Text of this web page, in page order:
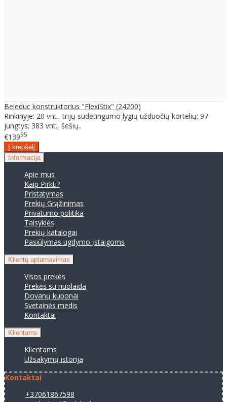
Beleduc konstruktorius "FlexiStix" (24200)
Rinkinyje: 20 vnt., trijų sudėtingumo lygių užduočių kortelių; 97
jungtys; 383 vnt., šešių..
€13995
Informacija
Apie mus
Kaip Pirkti?
Pristatymas
Prekių Grąžinimas
Privatumo politika
Taisyklės
Prekių katalogai
Pasiūlymas ugdymo įstaigoms
Klientų aptarnavimas
Visos prekės
Prekės su nuolaida
Dovanų kuponai
Svetainės medis
Kontaktai
Klientams
Klientams
Užsakymų istorija
Kontaktai
+37061867598